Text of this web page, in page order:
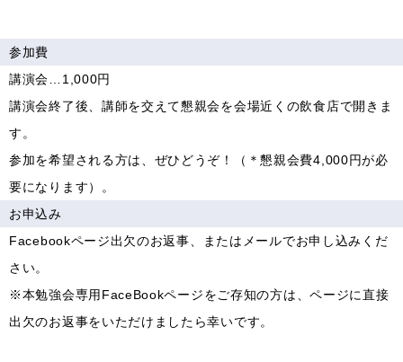
参加費
講演会…1,000円
講演会終了後、講師を交えて懇親会を会場近くの飲食店で開きま
す。
参加を希望される方は、ぜひどうぞ！（＊懇親会費4,000円が必
要になります）。
お申込み
Facebookページ出欠のお返事、またはメールでお申し込みくだ
さい。
※本勉強会専用FaceBookページをご存知の方は、ページに直接
出欠のお返事をいただけましたら幸いです。